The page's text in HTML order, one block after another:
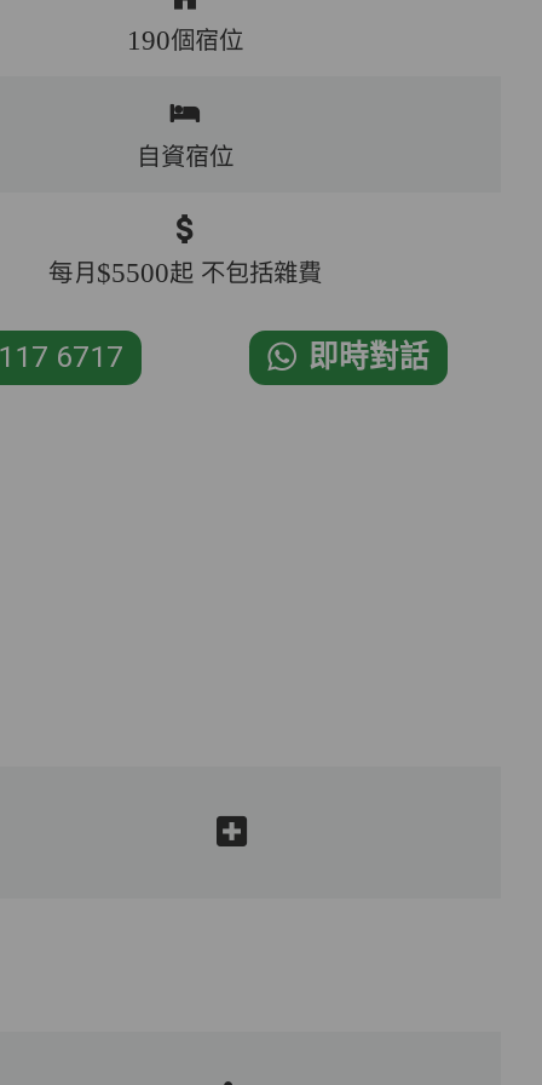
190個宿位
自資宿位
每月$5500起 不包括雜費
6717 即時對話